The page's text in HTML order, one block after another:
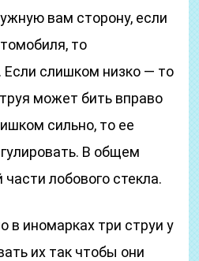
вам сторону, если
то
Если слишком низко — то
может бить вправо
сильно, то ее
В общем
лобового стекла.
в иномарках три струи у
их так чтобы они